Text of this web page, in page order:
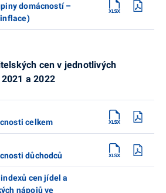
domácností –
cen v jednotlivých
a 2022
celkem
důchodců
cen jídel a
nápojů ve